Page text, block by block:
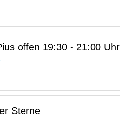
offen 19:30 - 21:00 Uhr
Sterne